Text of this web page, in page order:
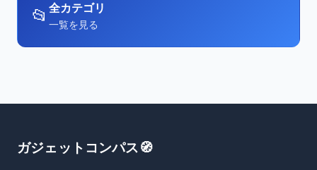
📂 全カテゴリ
一覧を見る
ガジェットコンパス🧭